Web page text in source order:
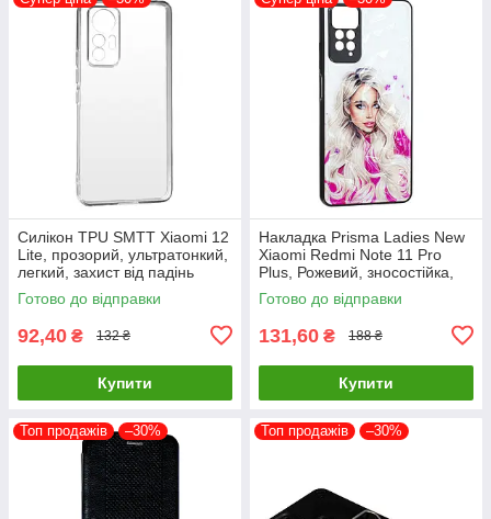
Силікон TPU SMTT Xiaomi 12
Lite, прозорий, ультратонкий,
легкий, захист від падінь
Готово до відправки
92,40 ₴ 132 ₴
Купити
Накладка Prisma Ladies New
Xiaomi Redmi Note 11 Pro
Plus, Рожевий, зносостійка,
пилонепроникна
Готово до відправки
131,60 ₴ 188 ₴
Купити
Топ продажів –30% Топ продажів –30%